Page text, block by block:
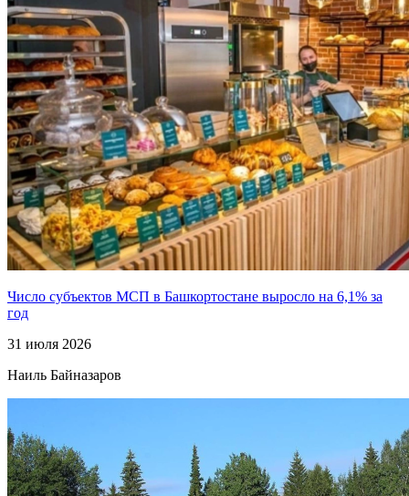
Число субъектов МСП в Башкортостане выросло на 6,1% за
год
31 июля 2026
Наиль Байназаров